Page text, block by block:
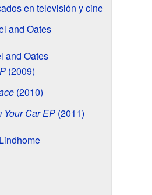
en televisión y cine
and Oates
and Oates
(2009)
(2010)
Your Car EP (2011)